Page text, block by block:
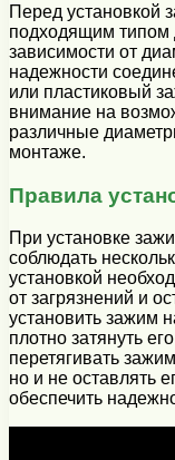
Перед установкой
подходящим типом
зависимости от
надежности
или пластиковый
внимание на
различные
монтаже.
Правила
При установке
соблюдать
установкой
от загрязнений и
установить зажим
плотно затянуть
перетягивать
но и не оставлять
обеспечить